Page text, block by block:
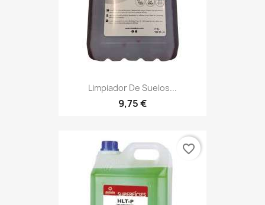
Limpiador De Suelos...
9,75 €
favorite_border